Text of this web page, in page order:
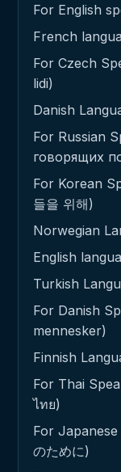
For English
French
For Czech
lidi)
Danish
For Russian
говорящих
For Korean
들을 위해)
Norwegian
English
Turkish
For Danish
mennesker)
Finnish
For Thai
ไทย)
For Japanese
のために)